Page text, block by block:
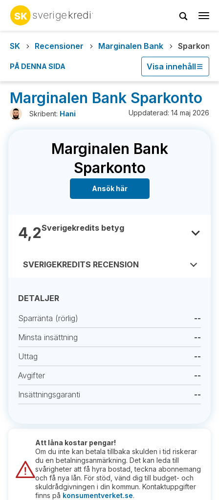
SK
Recensioner Marginalen Bank Sparkonto
PÅ DENNA SIDA Visa innehåll
Marginalen Bank Sparkonto
Skribent: Hani Uppdaterad: 14 maj 2026
Marginalen Bank
Sparkonto
Ansök här
4,2Sverigekredits betyg
SVERIGEKREDITS RECENSION
DETALJER
Sparränta (rörlig)
--
Minsta insättning
--
Uttag
--
Avgifter
--
Insättningsgaranti
--
Att låna kostar pengar!
Om du inte kan betala tillbaka skulden i tid riskerar
du en betalningsanmärkning. Det kan leda till
svårigheter att få hyra bostad, teckna abonnemang
och få nya lån. För stöd, vänd dig till budget- och
skuldrådgivningen i din kommun. Kontaktuppgifter
finns på konsumentverket.se.